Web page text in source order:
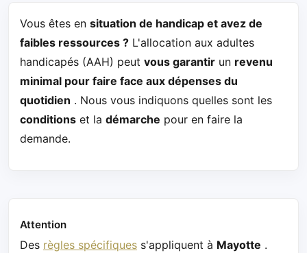
Vous êtes en situation de handicap et avez de
faibles ressources ? L'allocation aux adultes
handicapés (AAH) peut vous garantir un revenu
minimal pour faire face aux dépenses du
quotidien . Nous vous indiquons quelles sont les
conditions et la démarche pour en faire la
demande.
Attention
Des règles spécifiques s'appliquent à Mayotte .